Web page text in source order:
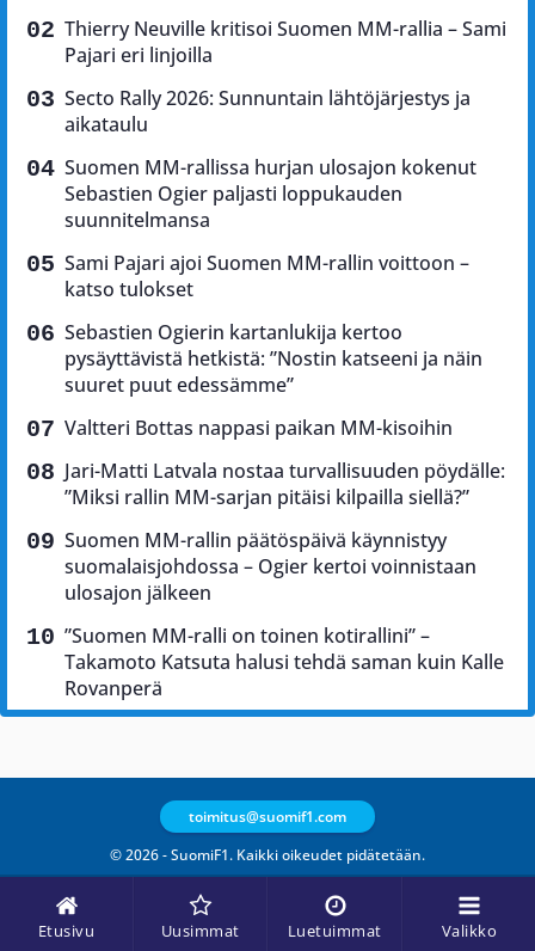
Etusivu Uusimmat Luetuimmat Valikko
Thierry Neuville kritisoi Suomen MM-rallia – Sami
Pajari eri linjoilla
Secto Rally 2026: Sunnuntain lähtöjärjestys ja
aikataulu
Suomen MM-rallissa hurjan ulosajon kokenut
Sebastien Ogier paljasti loppukauden
suunnitelmansa
Sami Pajari ajoi Suomen MM-rallin voittoon –
katso tulokset
Sebastien Ogierin kartanlukija kertoo
pysäyttävistä hetkistä: ”Nostin katseeni ja näin
suuret puut edessämme”
Valtteri Bottas nappasi paikan MM-kisoihin
Jari-Matti Latvala nostaa turvallisuuden pöydälle:
”Miksi rallin MM-sarjan pitäisi kilpailla siellä?”
Suomen MM-rallin päätöspäivä käynnistyy
suomalaisjohdossa – Ogier kertoi voinnistaan
ulosajon jälkeen
”Suomen MM-ralli on toinen kotirallini” –
Takamoto Katsuta halusi tehdä saman kuin Kalle
Rovanperä
© 2026 - SuomiF1. Kaikki oikeudet pidätetään.
toimitus@suomif1.com